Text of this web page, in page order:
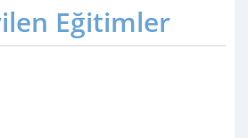
Eğitimler